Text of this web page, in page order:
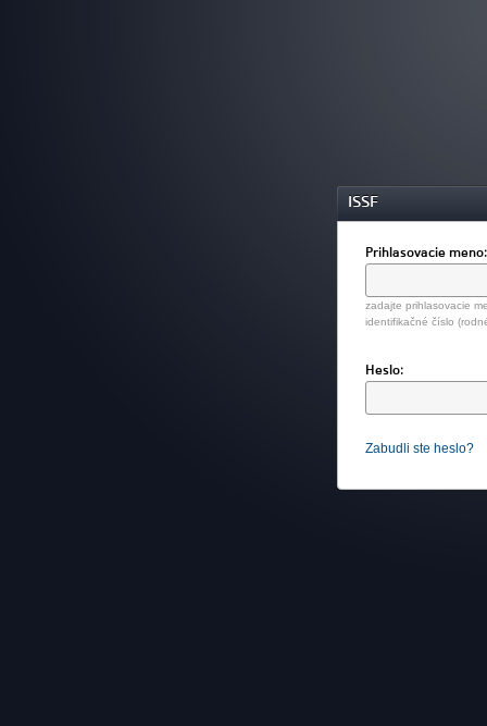
ISSF
Prihlasovacie meno:
zadajte prihlasovacie
identifikačné číslo
Heslo:
Zabudli ste heslo?